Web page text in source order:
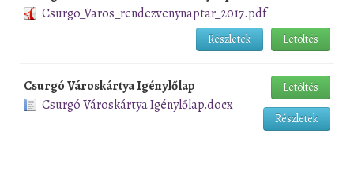
Csurgo_Varos_rendezvenynaptar_2017.pdf
Letöltés
Részletek
Csurgó Városkártya Igénylőlap
Csurgó Városkártya Igénylőlap.docx
Letöltés
Részletek